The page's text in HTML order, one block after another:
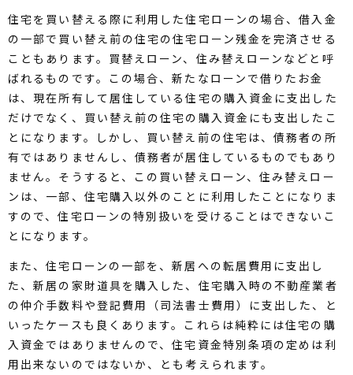
住宅を買い替える際に利用した住宅ローンの場合、借入金
の一部で買い替え前の住宅の住宅ローン残金を完済させる
こともあります。買替えローン、住み替えローンなどと呼
ばれるものです。この場合、新たなローンで借りたお金
は、現在所有して居住している住宅の購入資金に支出した
だけでなく、買い替え前の住宅の購入資金にも支出したこ
とになります。しかし、買い替え前の住宅は、債務者の所
有ではありませんし、債務者が居住しているものでもあり
ません。そうすると、この買い替えローン、住み替えロー
ンは、一部、住宅購入以外のことに利用したことになりま
すので、住宅ローンの特別扱いを受けることはできないこ
とになります。
また、住宅ローンの一部を、新居への転居費用に支出し
た、新居の家財道具を購入した、住宅購入時の不動産業者
の仲介手数料や登記費用（司法書士費用）に支出した、と
いったケースも良くあります。これらは純粋には住宅の購
入資金ではありませんので、住宅資金特別条項の定めは利
用出来ないのではないか、とも考えられます。